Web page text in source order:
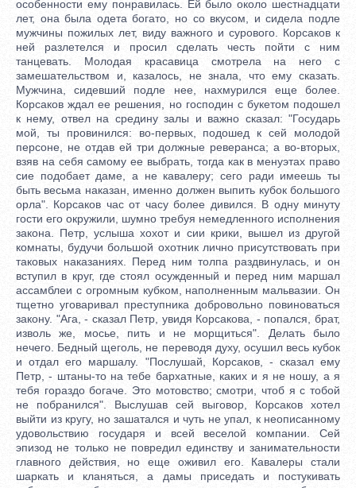
особенности ему понравилась. Ей было около шестнадцати
лет, она была одета богато, но со вкусом, и сидела подле
мужчины пожилых лет, виду важного и сурового. Корсаков к
ней разлетелся и просил сделать честь пойти с ним
танцевать. Молодая красавица смотрела на него с
замешательством и, казалось, не знала, что ему сказать.
Мужчина, сидевший подле нее, нахмурился еще более.
Корсаков ждал ее решения, но господин с букетом подошел
к нему, отвел на средину залы и важно сказал: "Государь
мой, ты провинился: во-первых, подошед к сей молодой
персоне, не отдав ей три должные реверанса; а во-вторых,
взяв на себя самому ее выбрать, тогда как в менуэтах право
сие подобает даме, а не кавалеру; сего ради имеешь ты
быть весьма наказан, именно должен выпить кубок большого
орла". Корсаков час от часу более дивился. В одну минуту
гости его окружили, шумно требуя немедленного исполнения
закона. Петр, услыша хохот и сии крики, вышел из другой
комнаты, будучи большой охотник лично присутствовать при
таковых наказаниях. Перед ним толпа раздвинулась, и он
вступил в круг, где стоял осужденный и перед ним маршал
ассамблеи с огромным кубком, наполненным мальвазии. Он
тщетно уговаривал преступника добровольно повиноваться
закону. "Ага, - сказал Петр, увидя Корсакова, - попался, брат,
изволь же, мосье, пить и не морщиться". Делать было
нечего. Бедный щеголь, не переводя духу, осушил весь кубок
и отдал его маршалу. "Послушай, Корсаков, - сказал ему
Петр, - штаны-то на тебе бархатные, каких и я не ношу, а я
тебя гораздо богаче. Это мотовство; смотри, чтоб я с тобой
не побранился". Выслушав сей выговор, Корсаков хотел
выйти из кругу, но зашатался и чуть не упал, к неописанному
удовольствию государя и всей веселой компании. Сей
эпизод не только не повредил единству и занимательности
главного действия, но еще оживил его. Кавалеры стали
шаркать и кланяться, а дамы приседать и постукивать